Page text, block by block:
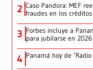
2 Caso Pandora: MEF
fraudes en los
3 Forbes incluye a
para jubilarse en 2026
4 Panamá hoy de